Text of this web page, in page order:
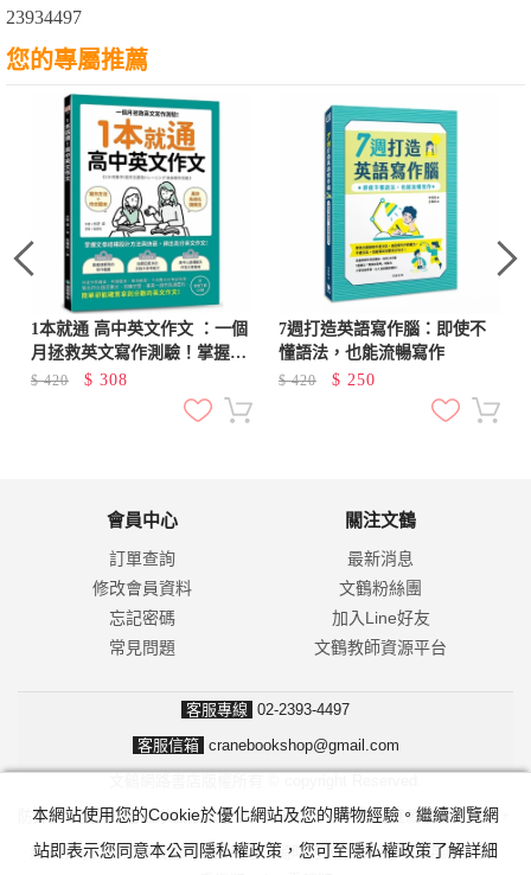
23934497
您的專屬推薦
1本就通 高中英文作文 ：一個
月拯救英文寫作測驗！掌握文
章結構設計方法與訣竅，練出
高分英文作文！（附音檔下載
$420 $ 308
7週打造英語寫作腦：即使不
懂語法，也能流暢寫作
$420 $ 250
會員中心
訂單查詢
修改會員資料
忘記密碼
常見問題
關注文鶴
最新消息
文鶴粉絲團
加入Line好友
文鶴教師資源平台
客服專線 02-2393-4497
客服信箱 cranebookshop@gmail.com
防詐騙！我們不會要求並指示您至ATM操作。ATM只有匯款及轉帳功能，
無法解除分期付款或訂單錯誤問題。隨時可撥打165反詐騙諮詢專線。
本網站使用您的Cookie於優化網站及您的購物經驗。繼續瀏覽網
站即表示您同意本公司隱私權政策，您可至隱私權政策了解詳細